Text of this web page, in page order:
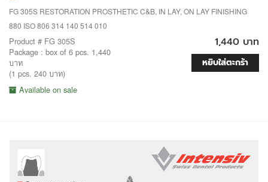
FG 305S RESTORATION PROSTHETIC C&B, IN LAY, ON LAY FINISHING
880 ISO 806 314 140 514 010
Product # FG 305S
Package : box of 6 pcs. 1,440
บาท
(1 pcs. 240 บาท)
Available on sale
1,440 บาท
หยิบใส่ตะกร้า